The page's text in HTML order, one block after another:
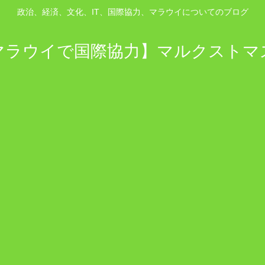
政治、経済、文化、IT、国際協力、マラウイについてのブログ
ラウイで国際協力】マルクストマ